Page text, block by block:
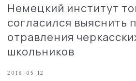
Немецкий институт
согласился выяснить
отравления
школьников
2018-05-12